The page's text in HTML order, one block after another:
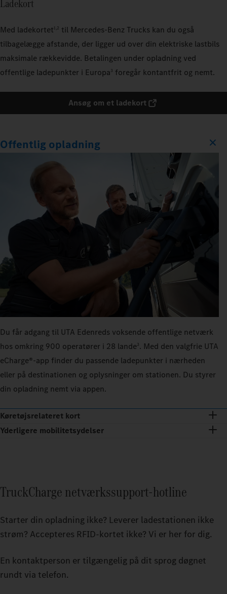
Ladekort
Med ladekortet1,2 til Mercedes‑Benz Trucks kan du også
tilbagelægge afstande, der ligger ud over din elektriske lastbils
maksimale rækkevidde. Betalingen under opladning ved
offentlige ladepunkter i Europa3 foregår kontantfrit og nemt.
Ansøg om et ladekort
Offentlig opladning
Du får adgang til UTA Edenreds voksende offentlige netværk
hos omkring 900 operatører i 28 lande3. Med den valgfrie UTA
eCharge®-app finder du passende ladepunkter i nærheden
eller på destinationen og oplysninger om stationen. Du styrer
din opladning nemt via appen.
Køretøjsrelateret kort
Yderligere mobilitetsydelser
TruckCharge netværkssupport-hotline
Starter din opladning ikke? Leverer ladestationen ikke
strøm? Accepteres RFID-kortet ikke? Vi er her for dig.
En kontaktperson er tilgængelig på dit sprog døgnet
rundt via telefon.